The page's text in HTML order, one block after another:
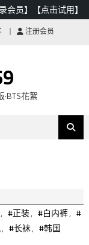
会员】 【点击试用】
注册会员
·BTS花絮
, #正装, #白内裤, #
, #长袜, #韩国